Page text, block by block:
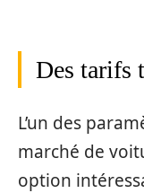
Des tarifs
L’un des
marché de
option